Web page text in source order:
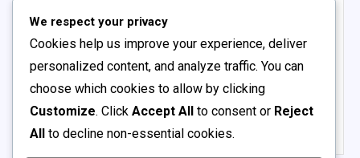
Save my name, email, and website in this browser for
the next time I comment.
We respect your privacy
Cookies help us improve your experience, deliver
personalized content, and analyze traffic. You can
choose which cookies to allow by clicking
Customize. Click Accept All to consent or Reject
All to decline non-essential cookies.